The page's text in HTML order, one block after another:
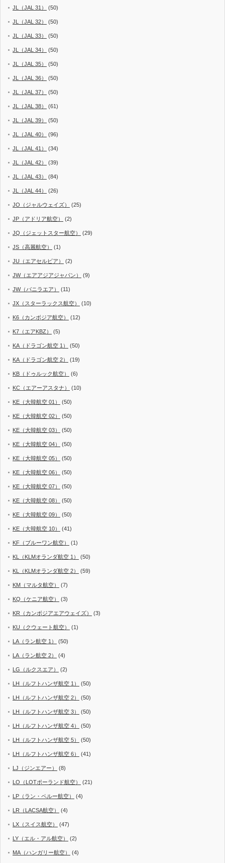
JL（JAL 31） (50)
JL（JAL 32） (50)
JL（JAL 33） (50)
JL（JAL 34） (50)
JL（JAL 35） (50)
JL（JAL 36） (50)
JL（JAL 37） (50)
JL（JAL 38） (61)
JL（JAL 39） (50)
JL（JAL 40） (96)
JL（JAL 41） (34)
JL（JAL 42） (39)
JL（JAL 43） (84)
JL（JAL 44） (26)
JO（ジャルウェイズ） (25)
JP（アドリア航空） (2)
JQ（ジェットスター航空） (29)
JS（高麗航空） (1)
JU（エアセルビア） (2)
JW（エアアジアジャパン） (9)
JW（バニラエア） (11)
JX（スターラックス航空） (10)
K6（カンボジア航空） (12)
K7（エアKBZ） (5)
KA（ドラゴン航空 1） (50)
KA（ドラゴン航空 2） (19)
KB（ドゥルック航空） (6)
KC（エアーアスタナ） (10)
KE（大韓航空 01） (50)
KE（大韓航空 02） (50)
KE（大韓航空 03） (50)
KE（大韓航空 04） (50)
KE（大韓航空 05） (50)
KE（大韓航空 06） (50)
KE（大韓航空 07） (50)
KE（大韓航空 08） (50)
KE（大韓航空 09） (50)
KE（大韓航空 10） (41)
KF（ブルーワン航空） (1)
KL（KLMオランダ航空 1） (50)
KL（KLMオランダ航空 2） (59)
KM（マルタ航空） (7)
KQ（ケニア航空） (3)
KR（カンボジアエアウェイズ） (3)
KU（クウェート航空） (1)
LA（ラン航空 1） (50)
LA（ラン航空 2） (4)
LG（ルクスエア） (2)
LH（ルフトハンザ航空 1） (50)
LH（ルフトハンザ航空 2） (50)
LH（ルフトハンザ航空 3） (50)
LH（ルフトハンザ航空 4） (50)
LH（ルフトハンザ航空 5） (50)
LH（ルフトハンザ航空 6） (41)
LJ（ジンエアー） (8)
LO（LOTポーランド航空） (21)
LP（ラン・ペルー航空） (4)
LR（LACSA航空） (4)
LX（スイス航空） (47)
LY（エル・アル航空） (2)
MA（ハンガリー航空） (4)